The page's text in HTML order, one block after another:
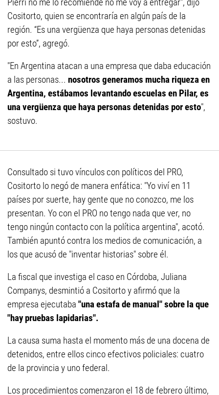
Cositorto, quien se encontraría en algún país de la
región. “Es una vergüenza que haya personas detenidas
por esto”, agregó.
"En Argentina atacan a una empresa que daba educación
a las personas... nosotros generamos mucha riqueza en
Argentina, estábamos levantando escuelas en Pilar, es
una vergüenza que haya personas detenidas por esto",
sostuvo.
Consultado si tuvo vínculos con políticos del PRO,
Cositorto lo negó de manera enfática: "Yo viví en 11
países por suerte, hay gente que no conozco, me los
presentan. Yo con el PRO no tengo nada que ver, no
tengo ningún contacto con la política argentina", acotó.
También apuntó contra los medios de comunicación, a
los que acusó de "inventar historias" sobre él.
La fiscal que investiga el caso en Córdoba, Juliana
Companys, desmintió a Cositorto y afirmó que la
empresa ejecutaba "una estafa de manual" sobre la que
"hay pruebas lapidarias".
La causa suma hasta el momento más de una docena de
detenidos, entre ellos cinco efectivos policiales: cuatro
de la provincia y uno federal.
Los procedimientos comenzaron el 18 de febrero último,